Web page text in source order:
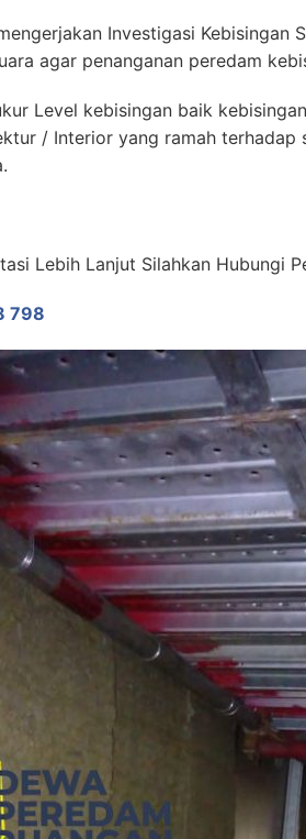
Investigasi Kebisingan
agar penanganan peredam
Level kebisingan baik
/ Interior yang ramah terhadap
Lebih Lanjut Silahkan Hubungi
798